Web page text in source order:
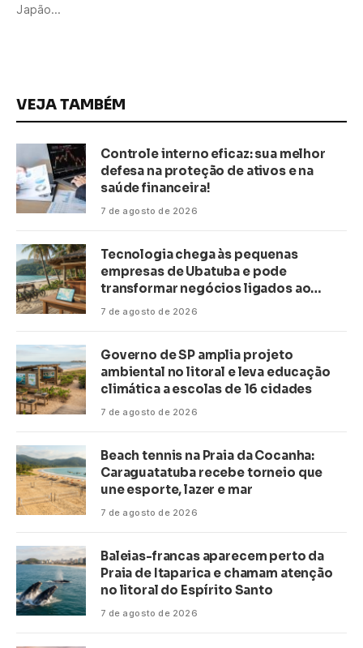
Japão…
VEJA TAMBÉM
Controle interno eficaz: sua melhor
defesa na proteção de ativos e na
saúde financeira!
7 de agosto de 2026
Tecnologia chega às pequenas
empresas de Ubatuba e pode
transformar negócios ligados ao
turismo no litoral
7 de agosto de 2026
Governo de SP amplia projeto
ambiental no litoral e leva educação
climática a escolas de 16 cidades
7 de agosto de 2026
Beach tennis na Praia da Cocanha:
Caraguatatuba recebe torneio que
une esporte, lazer e mar
7 de agosto de 2026
Baleias-francas aparecem perto da
Praia de Itaparica e chamam atenção
no litoral do Espírito Santo
7 de agosto de 2026